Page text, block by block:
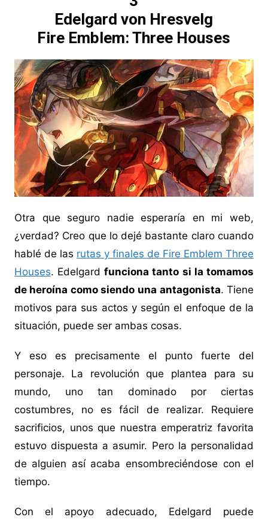
Edelgard von Hresvelg
Fire Emblem: Three Houses
Otra que seguro nadie esperaría en mi web,
¿verdad? Creo que lo dejé bastante claro cuando
hablé de las rutas y finales de Fire Emblem Three
Houses. Edelgardfunciona tanto si la tomamos
de heroína como siendo una antagonista. Tiene
motivos para sus actos y según el enfoque de la
situación, puede ser ambas cosas.
Y eso es precisamente el punto fuerte del
personaje. La revolución que plantea para su
mundo, uno tan dominado por ciertas
costumbres, no es fácil de realizar. Requiere
sacrificios, unos que nuestra emperatriz favorita
estuvo dispuesta a asumir. Pero la personalidad
de alguien así acaba ensombreciéndose con el
tiempo.
Con el apoyo adecuado, Edelgard puede